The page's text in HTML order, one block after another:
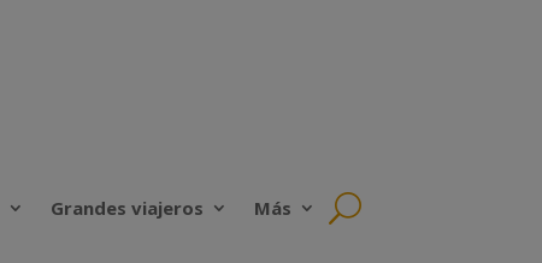
Grandes viajeros Más